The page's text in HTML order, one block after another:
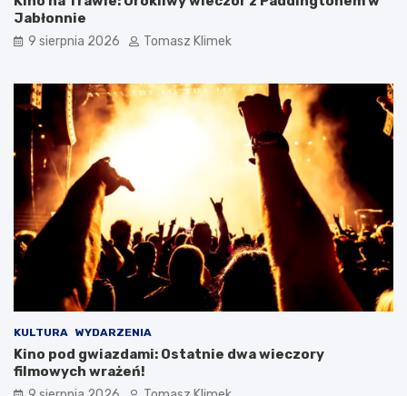
Jabłonnie
9 sierpnia 2026 Tomasz Klimek
KULTURA WYDARZENIA
Kino pod gwiazdami: Ostatnie dwa wieczory
filmowych wrażeń!